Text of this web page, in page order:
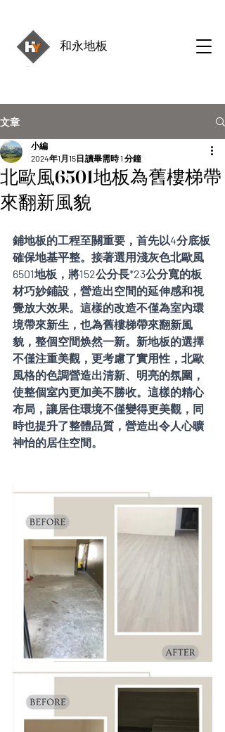
和永地板
文章
北歐風6501地板為舊樓梯帶
來翻新風貌
小編
2024年1月15日讀畢需時 1 分鐘
鋪地板的工程至關重要，首先以4分底板
確保地基平整。接著選用淺灰色北歐風
6501地板，將152公分長*23公分寬的板
材巧妙鋪設，營造出空間的延伸感和視
覺放大效果。這樣的改造不僅為室內環
境帶來新生，也為舊樓梯帶來翻新風
貌，整個空間焕然一新。新地板的選擇
不僅注重美觀，更考慮了實用性，北歐
風格的色調營造出清新、明亮的氛圍，
使整個室內更加美不勝收。這樣的精心
布局，讓居住環境不僅變得更美觀，同
時也提升了整體品質，營造出令人心曠
神怡的居住空間。